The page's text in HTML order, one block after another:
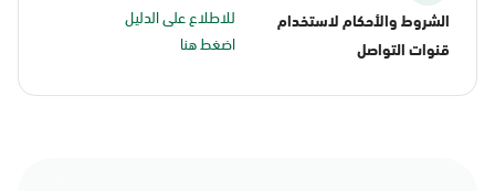
الشروط والأحكام لاستخدام
قنوات التواصل
للاطلاع على الدليل
اضغط هنا